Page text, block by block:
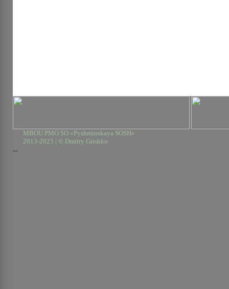
MBOU PMO SO «Pyshminskaya SOSH»
2013-2025 | © Dmitry Grishko
--